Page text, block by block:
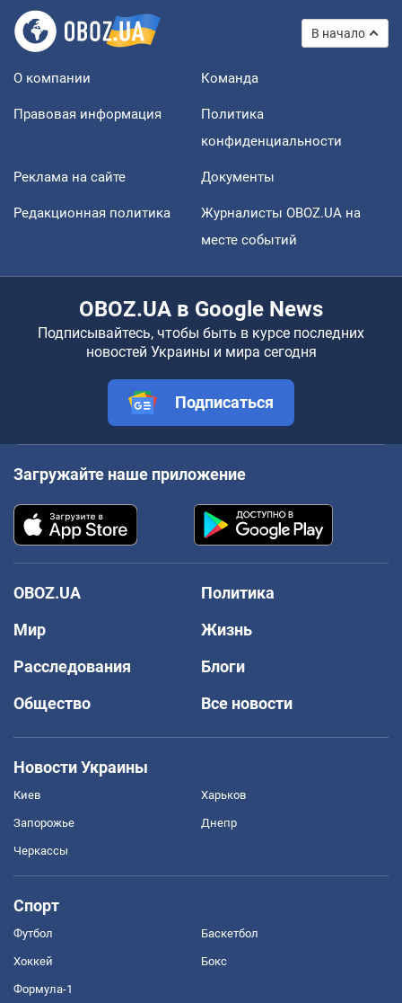
В начало
О компании Команда
Правовая информация
Политика
конфиденциальности
Реклама на сайте Документы
Редакционная политика
Журналисты OBOZ.UA на
месте событий
OBOZ.UA в Google News
Подписывайтесь, чтобы быть в курсе последних
новостей Украины и мира сегодня
Подписаться
Загружайте наше приложение
OBOZ.UA
Политика
Мир
Жизнь
Расследования
Блоги
Общество
Все новости
Новости Украины
Киев Харьков
Запорожье Днепр
Черкассы
Спорт
Футбол Баскетбол
Хоккей Бокс
Формула-1